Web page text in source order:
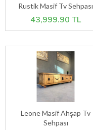
Rustik Masif Tv Sehpası
43,999.90 TL
Leone Masif Ahşap Tv
Sehpası